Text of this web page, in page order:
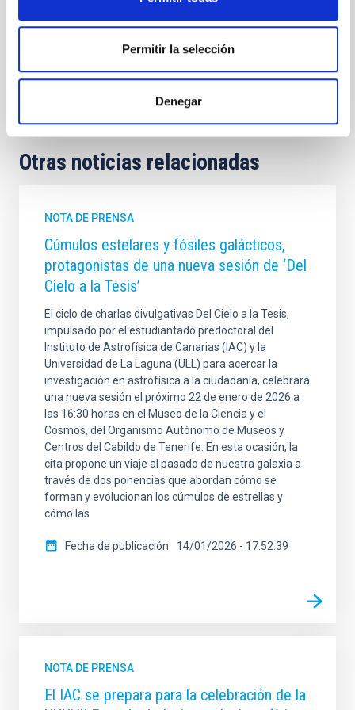
Permitir la selección
Denegar
Instrumentación infrarroja
Campos magnéticos
Campos magnéticos extragalácticos
Otras noticias relacionadas
NOTA DE PRENSA
Cúmulos estelares y fósiles galácticos,
protagonistas de una nueva sesión de ‘Del
Cielo a la Tesis’
El ciclo de charlas divulgativas Del Cielo a la Tesis,
impulsado por el estudiantado predoctoral del
Instituto de Astrofísica de Canarias (IAC) y la
Universidad de La Laguna (ULL) para acercar la
investigación en astrofísica a la ciudadanía, celebrará
una nueva sesión el próximo 22 de enero de 2026 a
las 16:30 horas en el Museo de la Ciencia y el
Cosmos, del Organismo Autónomo de Museos y
Centros del Cabildo de Tenerife. En esta ocasión, la
cita propone un viaje al pasado de nuestra galaxia a
través de dos ponencias que abordan cómo se
forman y evolucionan los cúmulos de estrellas y
cómo las
Fecha de publicación 14/01/2026 - 17:52:39
NOTA DE PRENSA
El IAC se prepara para la celebración de la